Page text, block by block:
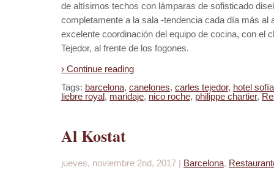
de altísimos techos con lámparas de sofisticado
completamente a la sala -tendencia cada día más al
excelente coordinación del equipo de cocina, con el
Tejedor, al frente de los fogones.
› Continue reading
Tags: barcelona, canelones, carles tejedor, hotel sofía
liebre royal, maridaje, nico roche, philippe chartier,
Al Kostat
jueves, noviembre 2nd, 2017 | Barcelona,